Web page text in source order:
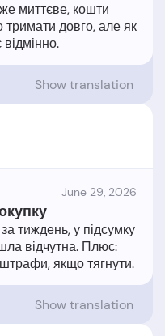
миттєве, кошти
довго, але як
Show translation
June 29, 2026
тиждень, у підсумку
відчутна. Плюс:
Show translation